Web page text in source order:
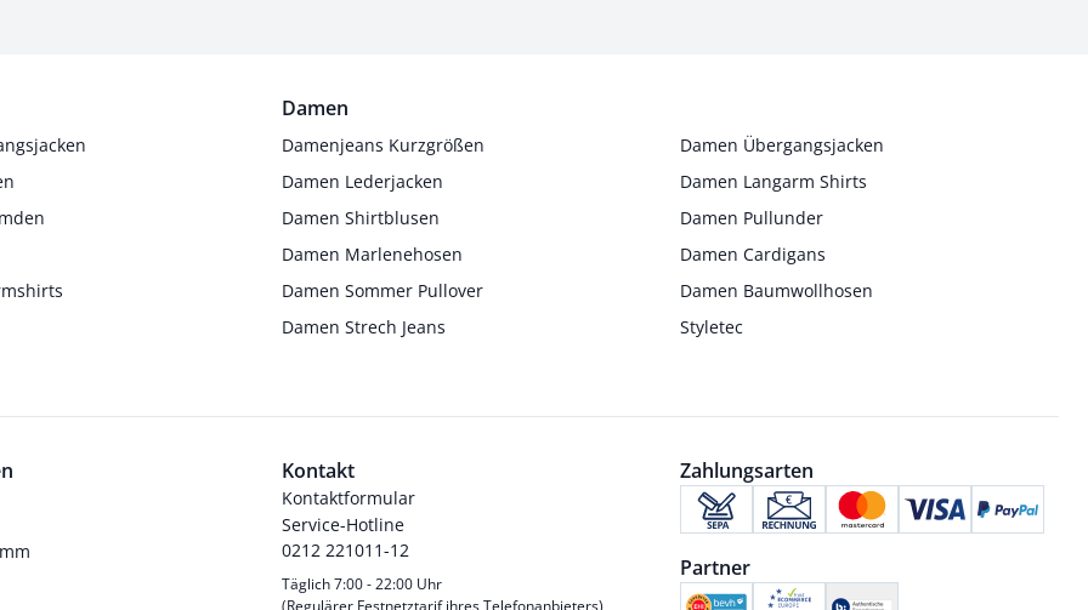
Damen
Damenjeans Kurzgrößen
Damen Übergangsjacken
Damen Lederjacken
Damen Langarm Shirts
Damen Shirtblusen
Damen Pullunder
Damen Marlenehosen
Damen Cardigans
Damen Sommer Pullover
Damen Baumwollhosen
Damen Strech Jeans
Styletec
Kontakt
Kontaktformular
Service-Hotline
0212 221011-12
Täglich 7:00 - 22:00 Uhr
(Regulärer Festnetztarif ihres Telefonanbieters)
Zahlungsarten
Partner